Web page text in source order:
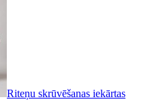
Riteņu skrūvēšanas iekārtas